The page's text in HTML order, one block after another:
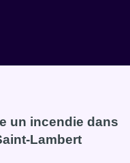
un incendie dans
Lambert